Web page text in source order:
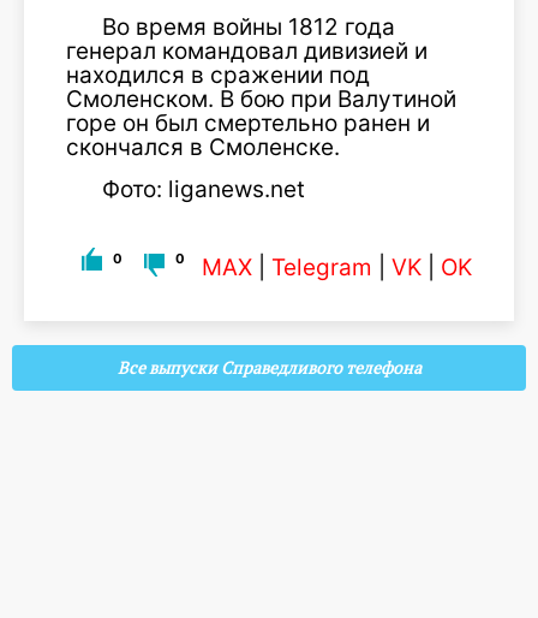
Во время войны 1812 года
генерал командовал дивизией и
находился в сражении под
Смоленском. В бою при Валутиной
горе он был смертельно ранен и
скончался в Смоленске.
Фото: liganews.net
0 0 MAX Telegram VK OK
Все выпуски Справедливого телефона